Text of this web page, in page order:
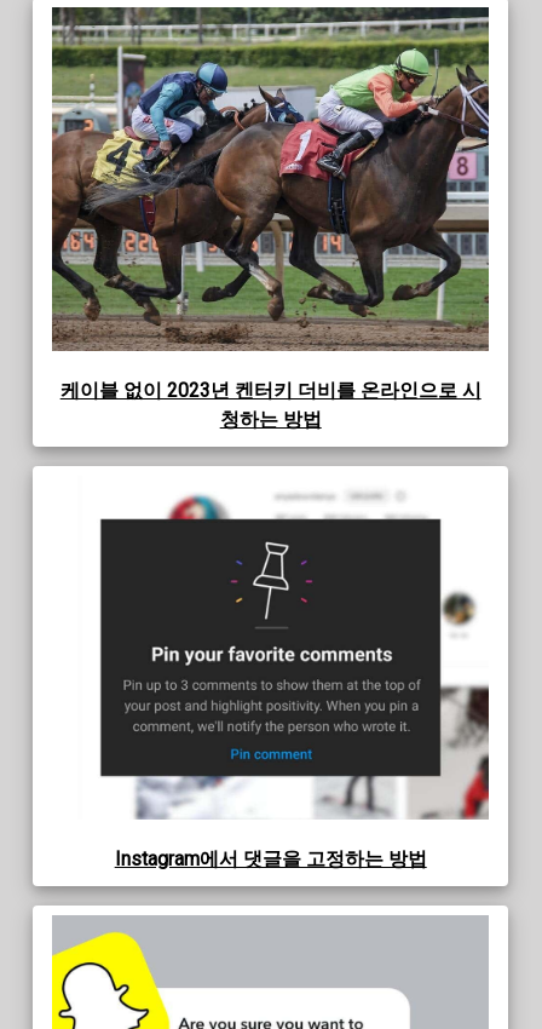
케이블 없이 2023년 켄터키 더비를 온라인으로 시
청하는 방법
Instagram에서 댓글을 고정하는 방법